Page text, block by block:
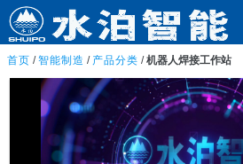
首页 / 智能制造 / 产品分类 / 机器人焊接工作站